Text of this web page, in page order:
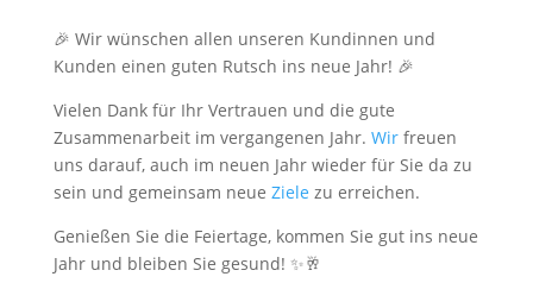
🎉 Wir wünschen allen unseren Kundinnen und
Kunden einen guten Rutsch ins neue Jahr! 🎉
Vielen Dank für Ihr Vertrauen und die gute
Zusammenarbeit im vergangenen Jahr. Wirfreuen
uns darauf, auch im neuen Jahr wieder für Sie da zu
sein und gemeinsam neue Ziele zu erreichen.
Genießen Sie die Feiertage, kommen Sie gut ins neue
Jahr und bleiben Sie gesund! ✨🥂